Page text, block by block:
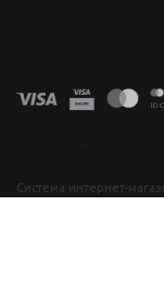
Система интернет-